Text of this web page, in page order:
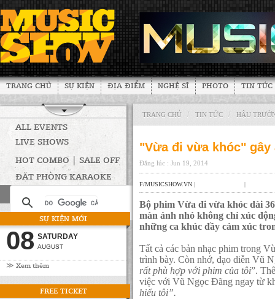
TRANG CHỦ SỰ KIỆN ĐỊA ĐIỂM NGHỆ SĨ PHOTO TIN TỨC
ALL EVENTS
LIVE SHOWS
HOT COMBO | SALE OFF
ĐẶT PHÒNG KARAOKE
SỰ KIỆN MỚI
08 SATURDAY
AUGUST
≫ Xem thêm
FREE TICKET
TRANG CHỦ / TIN TỨC / HẬU
"Vừa đi vừa khóc"
Đăng lúc : Jun 19, 2014
F/MUSICSHOW.VN | |
Bộ phim Vừa đi vừa khóc dài
màn ảnh nhỏ không chỉ xúc
những ca khúc đầy cảm xúc
Tất cả các bản nhạc phim trong
trình bày. Còn nhớ, đạo diễn Vũ
rất phù hợp với phim của tôi”.
việc với Vũ Ngọc Đãng ngay từ
hiểu tôi”.